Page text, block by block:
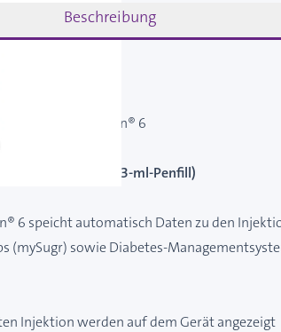
Beschreibung
Stück
- NovoPen® 6
Novo Nordisk (3-ml-Penfill)
6 speicht automatisch Daten zu den
(mySugr) sowie Diabetes-
Injektion werden auf dem Gerät angezeigt